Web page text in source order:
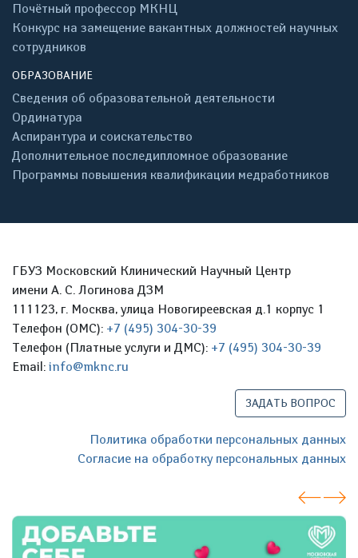
Почётный профессор МКНЦ
Конкурс на замещение вакантных должностей научных
сотрудников
ОБРАЗОВАНИЕ
Сведения об образовательной деятельности
Ординатура
Аспирантура и соискательство
Дополнительное последипломное образование
Программы повышения квалификации медработников
ГБУЗ Московский Клинический Научный Центр
имени А. С. Логинова ДЗМ
111123, г. Москва, улица Новогиреевская д.1 корпус 1
Телефон (ОМС): +7 (495) 304-30-39
Телефон (Платные услуги и ДМС): +7 (495) 304-30-39
Email: info@mknc.ru
ЗАДАТЬ ВОПРОС
Политика обработки персональных данных
Согласие на обработку персональных данных